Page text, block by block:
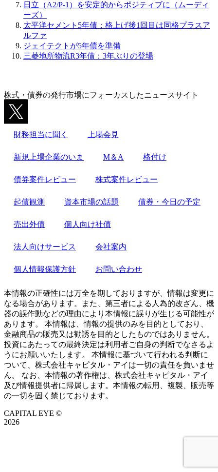
日立（A2/P-1）を安定的からポジティブに（ムーディ
ーズ）
太平洋セメント5年債：格上げ後1回目は同格プラスア
ルファ
ジェイテクトが5年債を準備
三菱地所物流R3年債：3年ぶりの登場
株式・債券の発行市場にフォーカスしたニュースサイト
財務担当に聞く 上場会見
新規上場企業のいま M＆A 格付け
債券案件レビュー 株式案件レビュー
起債観測 資本市場の話題 債券・今日の予定
売出外債 個人向け社債
法人向けサービス 会社案内
個人情報保護方針 お問い合わせ
本情報の正確性には万全を期しておりますが、情報は変更に
なる場合があります。また、第三者による人為的改ざん、機
器の誤作動などの理由により本情報に誤りが生じる可能性が
あります。 本情報は、情報の提供のみを目的としており、
金融商品の販売又は勧誘を目的としたものではありません。
投資にあたっての最終決定は利用者ご自身の判断でなさるよ
うにお願いいたします。 本情報に基づいて行われる判断に
ついて、株式会社キャピタル・アイは一切の責任を負いませ
ん。 なお、本情報の著作権は、株式会社キャピタル・アイ
及び情報提供者に帰属します。本情報の転用、複製、販売等
の一切を固く禁じております。
CAPITAL EYE ©
2026